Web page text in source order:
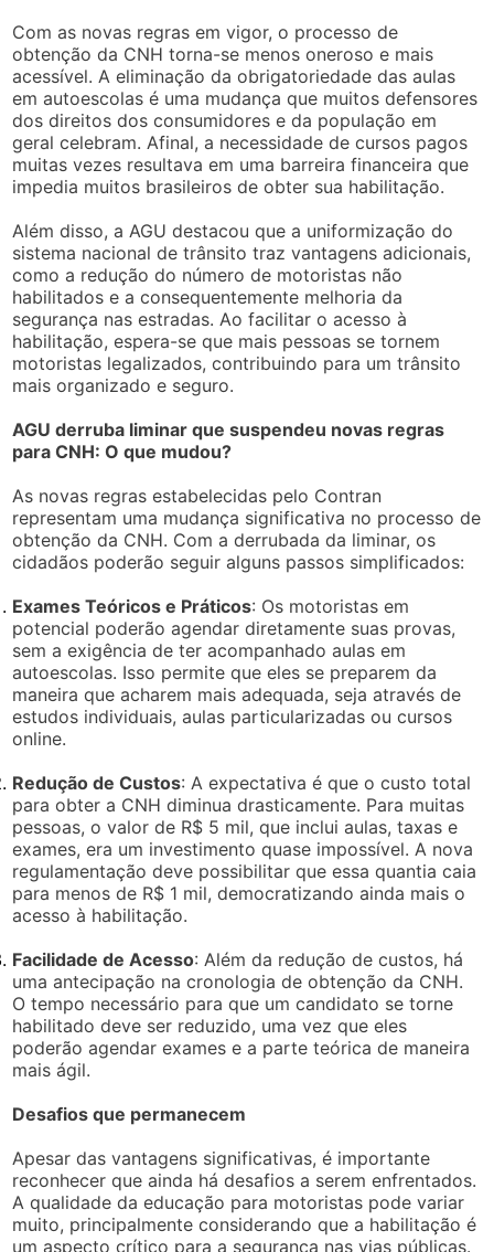
Com as novas regras em vigor, o processo de
obtenção da CNH torna-se menos oneroso e mais
acessível. A eliminação da obrigatoriedade das aulas
em autoescolas é uma mudança que muitos defensores
dos direitos dos consumidores e da população em
geral celebram. Afinal, a necessidade de cursos pagos
muitas vezes resultava em uma barreira financeira que
impedia muitos brasileiros de obter sua habilitação.
Além disso, a AGU destacou que a uniformização do
sistema nacional de trânsito traz vantagens adicionais,
como a redução do número de motoristas não
habilitados e a consequentemente melhoria da
segurança nas estradas. Ao facilitar o acesso à
habilitação, espera-se que mais pessoas se tornem
motoristas legalizados, contribuindo para um trânsito
mais organizado e seguro.
AGU derruba liminar que suspendeu novas regras
para CNH: O que mudou?
As novas regras estabelecidas pelo Contran
representam uma mudança significativa no processo de
obtenção da CNH. Com a derrubada da liminar, os
cidadãos poderão seguir alguns passos simplificados:
Exames Teóricos e Práticos: Os motoristas em
potencial poderão agendar diretamente suas provas,
sem a exigência de ter acompanhado aulas em
autoescolas. Isso permite que eles se preparem da
maneira que acharem mais adequada, seja através de
estudos individuais, aulas particularizadas ou cursos
online.
Redução de Custos: A expectativa é que o custo total
para obter a CNH diminua drasticamente. Para muitas
pessoas, o valor de R$ 5 mil, que inclui aulas, taxas e
exames, era um investimento quase impossível. A nova
regulamentação deve possibilitar que essa quantia caia
para menos de R$ 1 mil, democratizando ainda mais o
acesso à habilitação.
Facilidade de Acesso: Além da redução de custos, há
uma antecipação na cronologia de obtenção da CNH.
O tempo necessário para que um candidato se torne
habilitado deve ser reduzido, uma vez que eles
poderão agendar exames e a parte teórica de maneira
mais ágil.
Desafios que permanecem
Apesar das vantagens significativas, é importante
reconhecer que ainda há desafios a serem enfrentados.
A qualidade da educação para motoristas pode variar
muito, principalmente considerando que a habilitação é
um aspecto crítico para a segurança nas vias públicas.